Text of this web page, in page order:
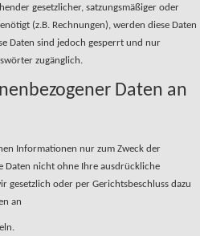
gesetzlicher, satzungsmäßiger oder
(z.B. Rechnungen), werden diese Daten
Daten sind jedoch gesperrt und nur
zugänglich.
Daten an
Informationen nur zum Zweck der
Daten nicht ohne Ihre ausdrückliche
gesetzlich oder per Gerichtsbeschluss dazu
an